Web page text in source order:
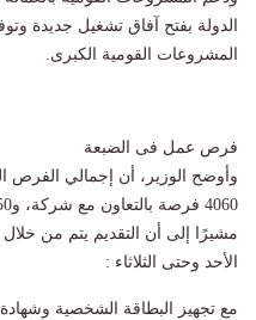
الدولة بفتح آفاق تشغيل جديدة
المشروعات القومية الكبرى.
فرص عمل فى الضبعة
الأحد وحتى الثلاثاء :
مع تجهيز البطاقة الشخصية